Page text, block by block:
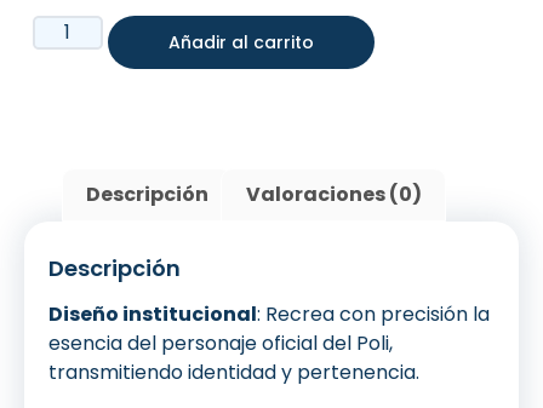
Añadir al carrito
Descripción Valoraciones (0)
Descripción
Diseño institucional: Recrea con precisión la
esencia del personaje oficial del Poli,
transmitiendo identidad y pertenencia.